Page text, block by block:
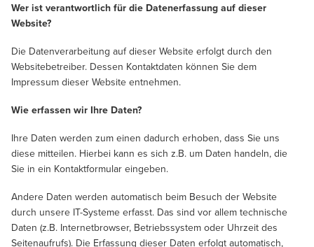
Wer ist verantwortlich für die Datenerfassung auf dieser
Website?
Die Datenverarbeitung auf dieser Website erfolgt durch den
Websitebetreiber. Dessen Kontaktdaten können Sie dem
Impressum dieser Website entnehmen.
Wie erfassen wir Ihre Daten?
Ihre Daten werden zum einen dadurch erhoben, dass Sie uns
diese mitteilen. Hierbei kann es sich z.B. um Daten handeln, die
Sie in ein Kontaktformular eingeben.
Andere Daten werden automatisch beim Besuch der Website
durch unsere IT-Systeme erfasst. Das sind vor allem technische
Daten (z.B. Internetbrowser, Betriebssystem oder Uhrzeit des
Seitenaufrufs). Die Erfassung dieser Daten erfolgt automatisch,